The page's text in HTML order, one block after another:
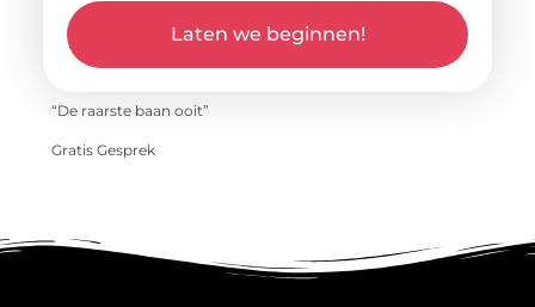
Laten we beginnen!
“De raarste baan ooit”
Gratis Gesprek